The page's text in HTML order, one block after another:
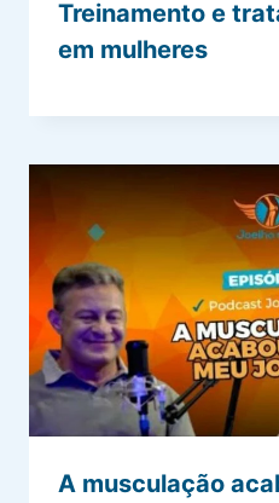
Treinamento e
em mulheres
A musculação